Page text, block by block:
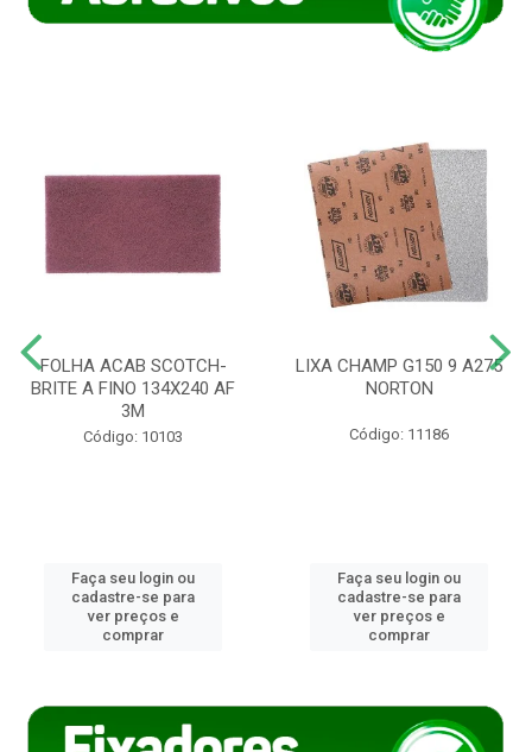
FOLHA ACAB SCOTCH-
BRITE A FINO 134X240 AF
3M
Código: 10103
Faça seu login ou
cadastre-se para
ver preços e
comprar
LIXA CHAMP G150 9 A275
NORTON
Código: 11186
Faça seu login ou
cadastre-se para
ver preços e
comprar